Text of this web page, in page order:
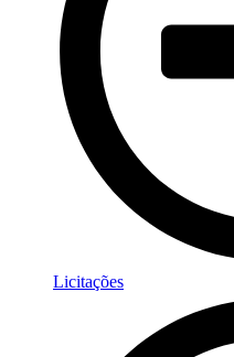
Licitações